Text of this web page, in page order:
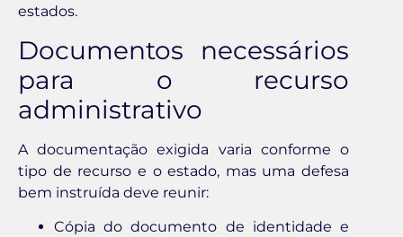
estados.
Documentos necessários
para o recurso
administrativo
A documentação exigida varia conforme o
tipo de recurso e o estado, mas uma defesa
bem instruída deve reunir:
Cópia do documento de identidade e